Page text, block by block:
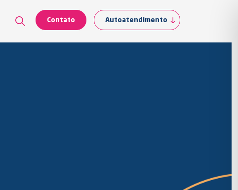
Contato Autoatendimento